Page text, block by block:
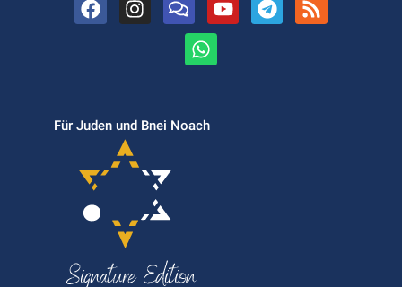
Für Juden und Bnei Noach